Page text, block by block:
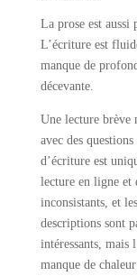
La prose est aussi
L’écriture est
manque de
décevante.
Une lecture brève
avec des
d’écriture est
lecture en ligne et
inconsistants, et
descriptions sont
intéressants, mais
manque de